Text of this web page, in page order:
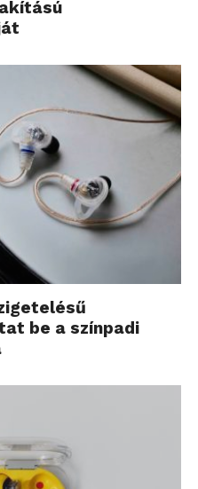
be a színpadi